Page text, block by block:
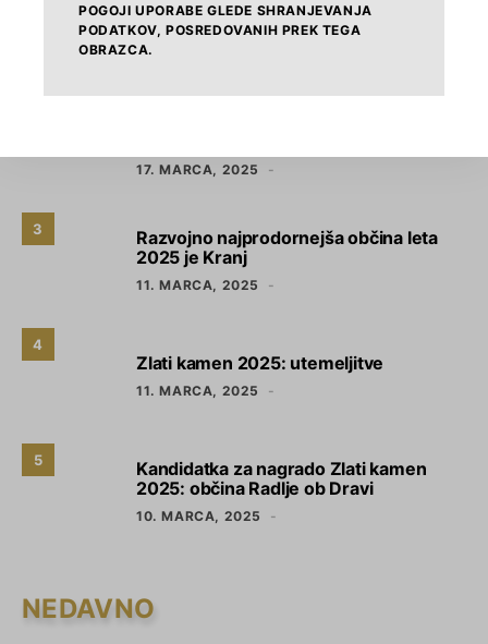
Zlati kamen 2026: novosti
7. FEBRUARJA, 2026
17. MARCA, 2025
3
Razvojno najprodornejša občina leta
2025 je Kranj
11. MARCA, 2025
4
Zlati kamen 2025: utemeljitve
11. MARCA, 2025
5
Kandidatka za nagrado Zlati kamen
2025: občina Radlje ob Dravi
10. MARCA, 2025
NEDAVNO
POGOJI UPORABE GLEDE SHRANJEVANJA
PODATKOV, POSREDOVANIH PREK TEGA
OBRAZCA.